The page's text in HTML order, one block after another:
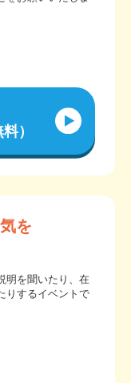
）
を
明を聞いたり、在
りするイベントで